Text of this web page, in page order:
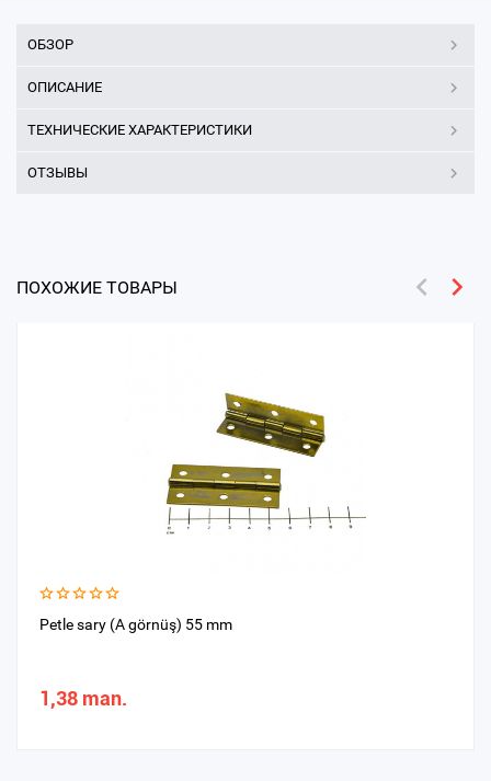
ОБЗОР
ОПИСАНИЕ
ТЕХНИЧЕСКИЕ ХАРАКТЕРИСТИКИ
ОТЗЫВЫ
ПОХОЖИЕ ТОВАРЫ
Petle sary (A görnüş) 55 mm
1,38 man.